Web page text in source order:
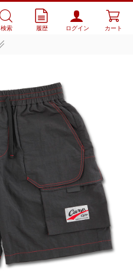
検索 履歴 ログイン カート